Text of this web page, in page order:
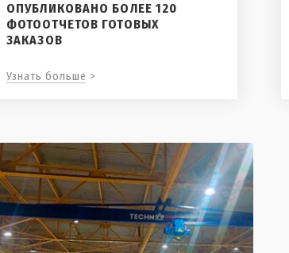
ОПУБЛИКОВАНО БОЛЕЕ 120
ФОТООТЧЕТОВ ГОТОВЫХ
ЗАКАЗОВ
Узнать больше >